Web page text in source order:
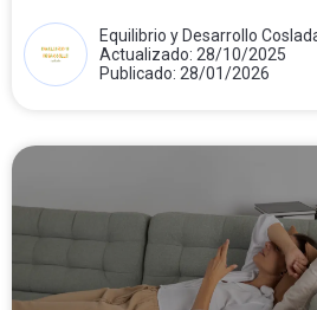
Equilibrio y Desarrollo
Actualizado: 28/10/2025
Publicado: 28/01/2026